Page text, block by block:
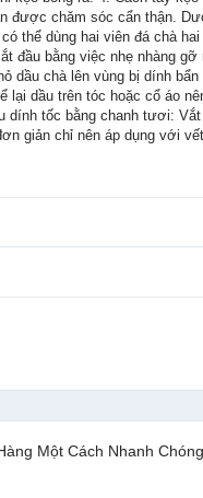
được chăm sóc cẩn thận.
thể dùng hai viên đá chà
đầu bằng việc nhẹ nhàng
dầu chà lên vùng bị dính
dầu trên tóc hoặc cổ áo
dính tốc bằng chanh tươi:
giản chỉ nên áp dụng với
Một Cách Nhanh Chóng